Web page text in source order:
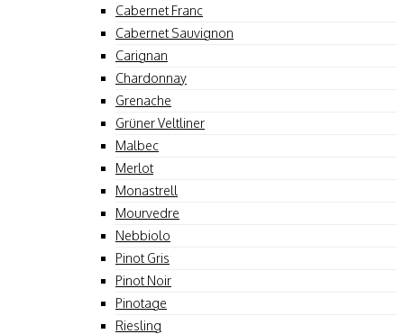
Cabernet Franc
Cabernet Sauvignon
Carignan
Chardonnay
Grenache
Grüner Veltliner
Malbec
Merlot
Monastrell
Mourvedre
Nebbiolo
Pinot Gris
Pinot Noir
Pinotage
Riesling